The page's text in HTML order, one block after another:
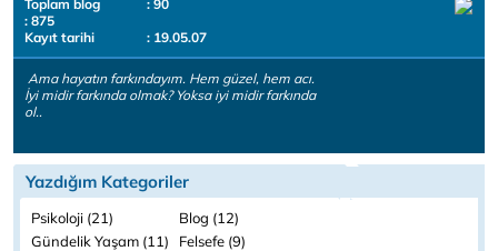
Toplam blog
: 90
: 875
Kayıt tarihi
: 19.05.07
Ama hayatın farkındayım. Hem güzel, hem acı.
İyi midir farkında olmak? Yoksa iyi midir farkında
ol..
Yazdığım Kategoriler
Psikoloji (21)
Blog (12)
Gündelik Yaşam (11)
Felsefe (9)